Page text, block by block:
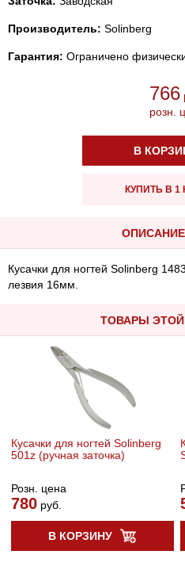
Производитель: Solinberg
Гарантия: Ограничено
766
розн.
В
КУПИТЬ В 1
Кусачки для ногтей Solinberg
лезвия 16мм.
ТОВАРЫ ЭТОЙ
Кусачки для ногтей Solinberg
501z (ручная заточка)
Розн. цена
780руб.
В КОРЗИНУ